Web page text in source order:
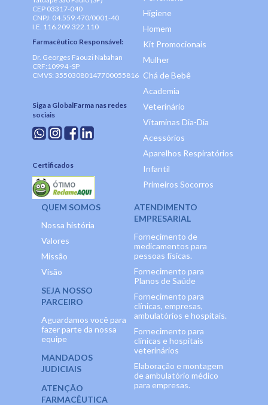
CEP 03317-040
CNPJ: 04.559.470/0001-40
I.E. 116.209.322.110
Farmacêutico Responsável:
Dr. Georges Faouzi Nabahan
CRF:10994 -SP
CMVS: 35503080147700055816
Siga a GlobalFarma nas redes
sociais
Certificados
Higiene
Homem
Kit Promocionais
Mulher
Chá de Bebê
Academia
Veterinário
Vitaminas Dia-Dia
Acessórios
Aparelhos Respiratórios
Infantil
Primeiros Socorros
QUEM SOMOS
Nossa história
Valores
Missão
Visão
SEJA NOSSO
PARCEIRO
Aguardamos você para
fazer parte da nossa
equipe
MANDADOS
JUDICIAIS
ATENÇÃO
FARMACÊUTICA
ATENDIMENTO
EMPRESARIAL
Fornecimento de
medicamentos para
pessoas físicas.
Fornecimento para
Planos de Saúde
Fornecimento para
clínicas, empresas,
ambulatórios e hospitais.
Fornecimento para
clínicas e hospitais
veterinários
Elaboração e montagem
de ambulatório médico
para empresas.